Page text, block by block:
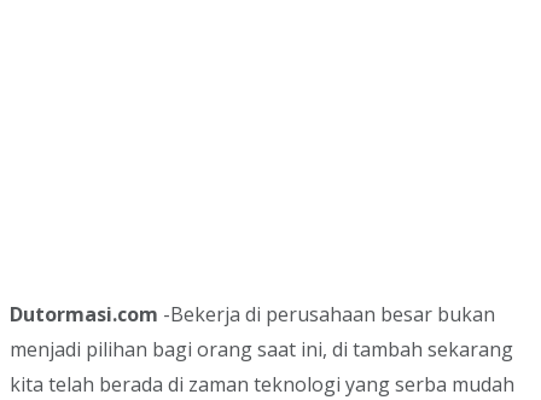
Dutormasi.com -Bekerja di perusahaan besar bukan
menjadi pilihan bagi orang saat ini, di tambah sekarang
kita telah berada di zaman teknologi yang serba mudah